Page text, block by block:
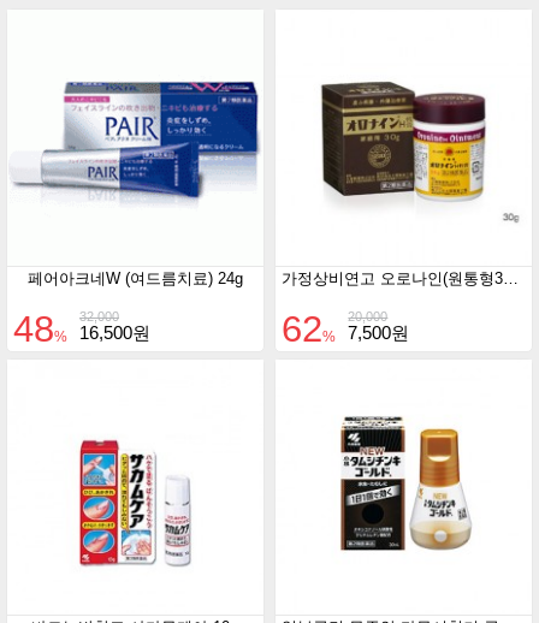
페어아크네W (여드름치료) 24g
32,000
48% 16,500원
20,000
62% 7,500원